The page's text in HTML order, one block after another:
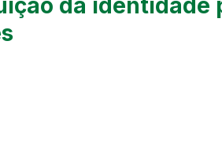
da identidade